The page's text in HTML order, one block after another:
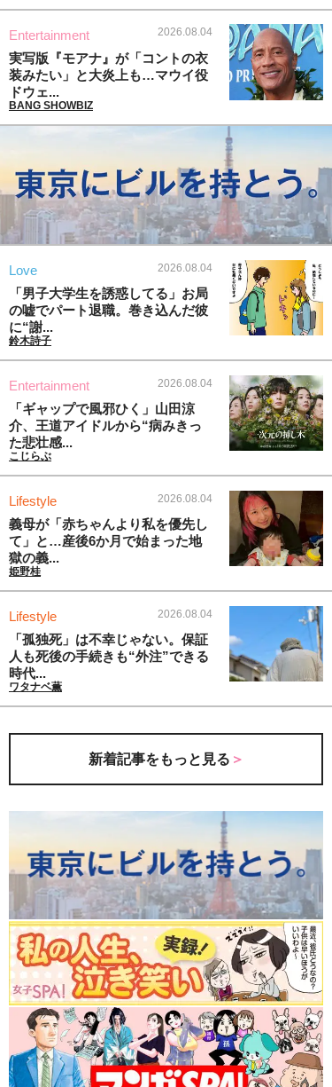
Entertainment 2026.08.04
実写版『モアナ』が「コントの衣
装みたい」と大炎上も…マウイ役
ドウェ...
BANG SHOWBIZ
Love 2026.08.04
「男子大学生を誘惑してる」お局
の嘘でパート退職。巻き込んだ彼
に“謝...
鈴木詩子
Entertainment 2026.08.04
「ギャップで風邪ひく」山田涼
介、王道アイドルから“病みきっ
た悲壮感...
こじらぶ
Lifestyle 2026.08.04
義母が「赤ちゃんより私を優先し
て」と…産後6か月で始まった地
獄の義...
姫野桂
Lifestyle 2026.08.04
「孤独死」は不幸じゃない。保証
人も死後の手続きも“外注”できる
時代...
ワタナベ薫
新着記事をもっと見る